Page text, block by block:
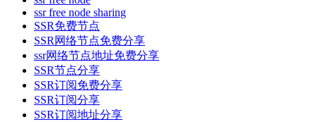
ssr free node sharing
SSR免费节点
SSR网络节点免费分享
ssr网络节点地址免费分享
SSR节点分享
SSR订阅免费分享
SSR订阅分享
SSR订阅地址分享